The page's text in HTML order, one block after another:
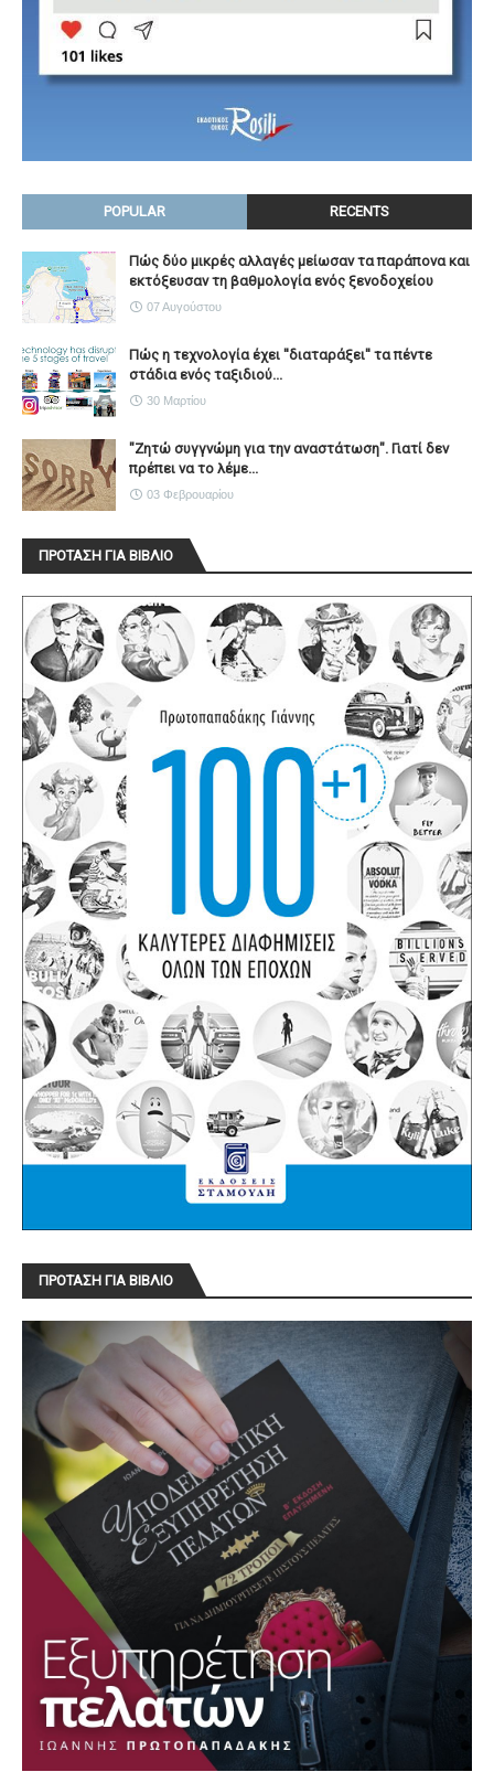
POPULAR RECENTS
Πώς δύο μικρές αλλαγές μείωσαν τα παράπονα και
εκτόξευσαν τη βαθμολογία ενός ξενοδοχείου
07 Αυγούστου
Πώς η τεχνολογία έχει ''διαταράξει'' τα πέντε
στάδια ενός ταξιδιού...
30 Μαρτίου
"Ζητώ συγγνώμη για την αναστάτωση". Γιατί δεν
πρέπει να το λέμε...
03 Φεβρουαρίου
ΠΡΟΤΑΣΗ ΓΙΑ ΒΙΒΛΙΟ
ΠΡΟΤΑΣΗ ΓΙΑ ΒΙΒΛΙΟ